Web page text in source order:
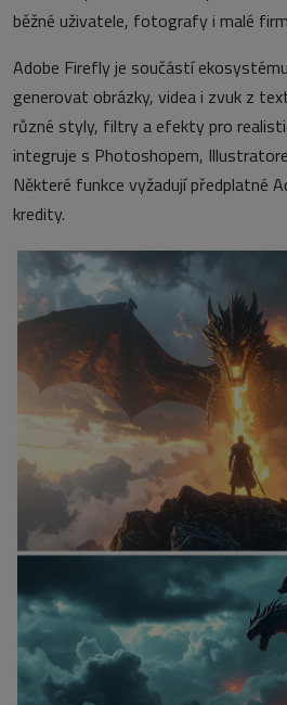
běžné uživatele, fotografy i malé
Adobe Firefly je součástí
generovat obrázky, videa i zvuk z
různé styly, filtry a efekty pro
integruje s Photoshopem,
Některé funkce vyžadují předplatné
kredity.